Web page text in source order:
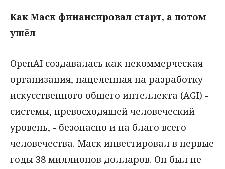
Как Маск финансировал старт, а потом
ушёл
OpenAI создавалась как некоммерческая
организация, нацеленная на разработку
искусственного общего интеллекта (AGI) -
системы, превосходящей человеческий
уровень, - безопасно и на благо всего
человечества. Маск инвестировал в первые
годы 38 миллионов долларов. Он был не